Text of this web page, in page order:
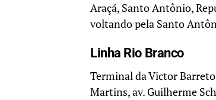
Araçá, Santo Antônio,
voltando pela Santo
Linha Rio Branco
Terminal da Victor
Martins, av. Guilherme